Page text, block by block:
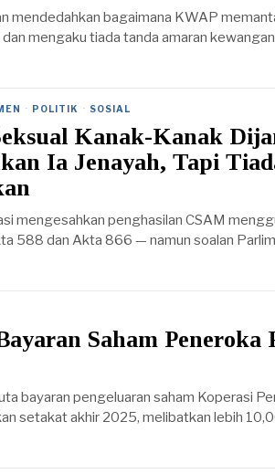
mendedahkan bagaimana KWAP
mengaku tiada tanda amaran
· POLITIK · SOSIAL
Kanak-Kanak
Ia Jenayah, Tapi
mengesahkan penghasilan CSAM
588 dan Akta 866 — namun soalan
Saham
bayaran pengeluaran saham Koperasi
setakat akhir 2025, melibatkan lebih